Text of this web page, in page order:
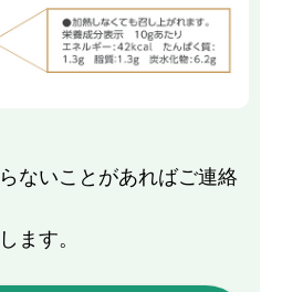
ないことがあればご連絡
ます。